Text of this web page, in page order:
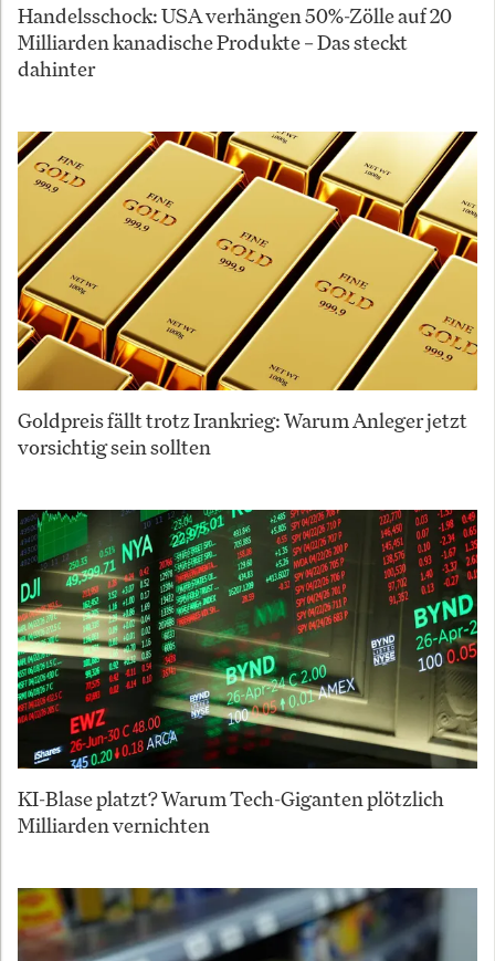
Handelsschock: USA verhängen 50%-Zölle auf 20
Milliarden kanadische Produkte – Das steckt
dahinter
Goldpreis fällt trotz Irankrieg: Warum Anleger jetzt
vorsichtig sein sollten
KI-Blase platzt? Warum Tech-Giganten plötzlich
Milliarden vernichten